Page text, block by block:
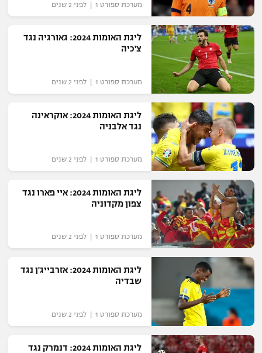
"מחצית בשכונה" – פודקאסט
משתתפים וזוכים בפרסים
תקנון משתתפים וזוכים בפרסים
תקנון עבור פעילות אלקטרה
תקנון עבור פעילות ספורט 1 – "מרלן"
טניס
גיימינג E-Sports
מדיניות פרטיות
תקנון פעילות ספורט 1
רשיון להקרנה פומבית לבית עסק
הצטרפות לחבילת הערוצים
לוח דרושים – ג'ובנט
אופניים
ספורט מוטורי
כדורמים
פוטבול אמריקאי NFL
בייסבול MLB
ספורט אתגרי ואקסטרים
אומנויות לחימה
גיימינג E-Sports
מערכת ספורט 1 | לפני 2 שנים
ליגת האומות 2024: גאורגיה נגד
צ'כיה
מערכת ספורט 1 | לפני 2 שנים
ליגת האומות 2024: אוקראינה
נגד אלבניה
מערכת ספורט 1 | לפני 2 שנים
ליגת האומות 2024: איי פארו נגד
צפון מקדוניה
מערכת ספורט 1 | לפני 2 שנים
ליגת האומות 2024: אזרבייג'ן נגד
שבדיה
מערכת ספורט 1 | לפני 2 שנים
ליגת האומות 2024: דנמרק נגד